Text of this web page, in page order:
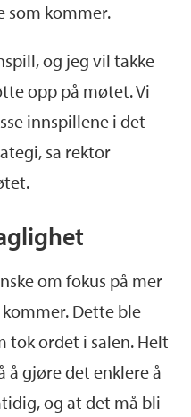
som kommer.
og jeg vil takke
opp på møtet. Vi
innspillene idet
sa rektor
om fokus på mer
Dette ble
tok ordet i salen. Helt
å gjøre det enklere å
,og at det må bli